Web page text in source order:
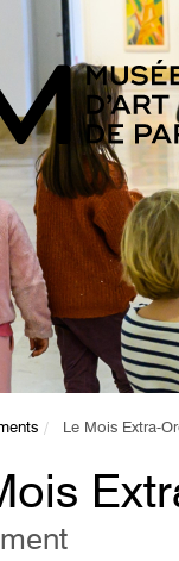
Le Mois Extra-